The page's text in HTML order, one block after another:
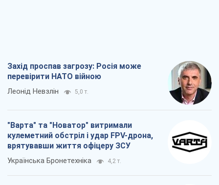
Захід проспав загрозу: Росія може
перевірити НАТО війною
Леонід Невзлін 5,0 т.
"Варта" та "Новатор" витримали
кулеметний обстріл і удар FPV-дрона,
врятувавши життя офіцеру ЗСУ
Українська Бронетехніка 4,2 т.